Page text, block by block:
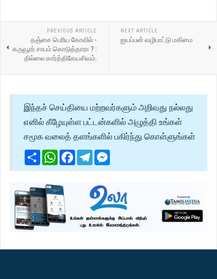
PREVIOUS ARTICLE
தஞ்சை பெரிய கோவில் -
கருவூரர் சாபம் கொடுத்தாரா ? :
தில்லை கார்த்திகேயசிவம்.
NEXT ARTICLE
ஐயப்பன் வழிபாட்டு மகிமை
இந்தச் செய்தியை மற்றவர்களும் அறிவது நல்லது
எனில் கீழேயுள்ள பட்டன்களில் அழுத்தி உங்கள்
சமூக வலைத் தளங்களில் பகிர்ந்து கொள்ளுங்கள்
ShareWhatsApp
Facebook
Telegram